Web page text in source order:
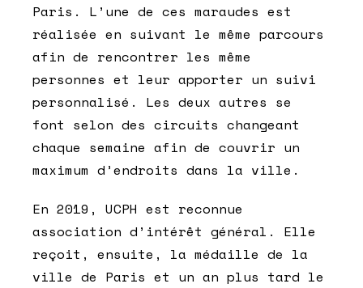
Paris. L’une de ces maraudes est
réalisée en suivant le même parcours
afin de rencontrer les même
personnes et leur apporter un suivi
personnalisé. Les deux autres se
font selon des circuits changeant
chaque semaine afin de couvrir un
maximum d’endroits dans la ville.
En 2019, UCPH est reconnue
association d’intérêt général. Elle
reçoit, ensuite, la médaille de la
ville de Paris et un an plus tard le